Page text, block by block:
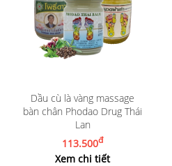
Dầu cù là vàng massage
bàn chân Phodao Drug Thái
Lan
113.500đ
Xem chi tiết